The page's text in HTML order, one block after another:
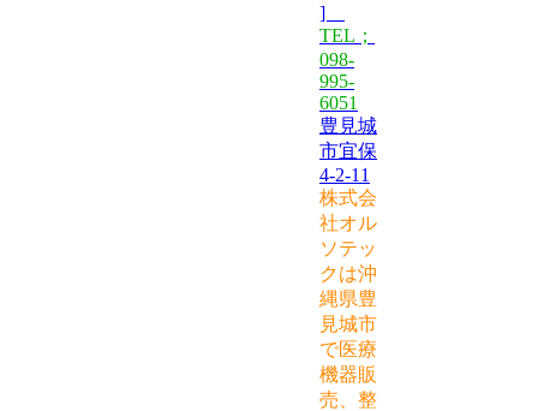
]
TEL；
098-
995-
6051
豊見城
市宜保
4-2-11
株式会
社オル
ソテッ
クは沖
縄県豊
見城市
で医療
機器販
売、整